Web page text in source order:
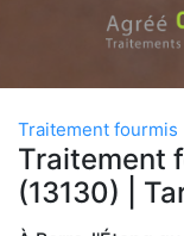
Traitement fourmis
Traitement
(13130) |